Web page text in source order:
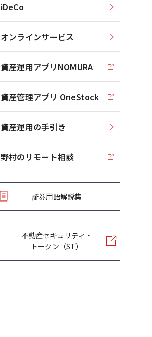
iDeCo
オンラインサービス
資産運用アプリNOMURA
資産管理アプリ OneStock
資産運用の手引き
野村のリモート相談
証券用語解説集
不動産セキュリティ・
トークン（ST）